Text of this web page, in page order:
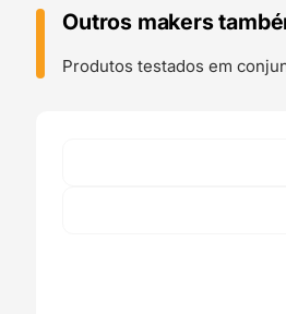
Gloss
250g
Green
Outros makers
Produtos testados em